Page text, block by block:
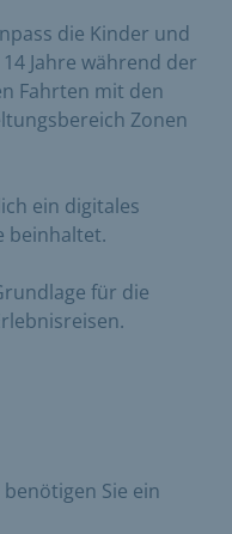
die Kinder und
Jahre während der
Fahrten mit den
Zonen
ein digitales
beinhaltet.
für die
Sie ein